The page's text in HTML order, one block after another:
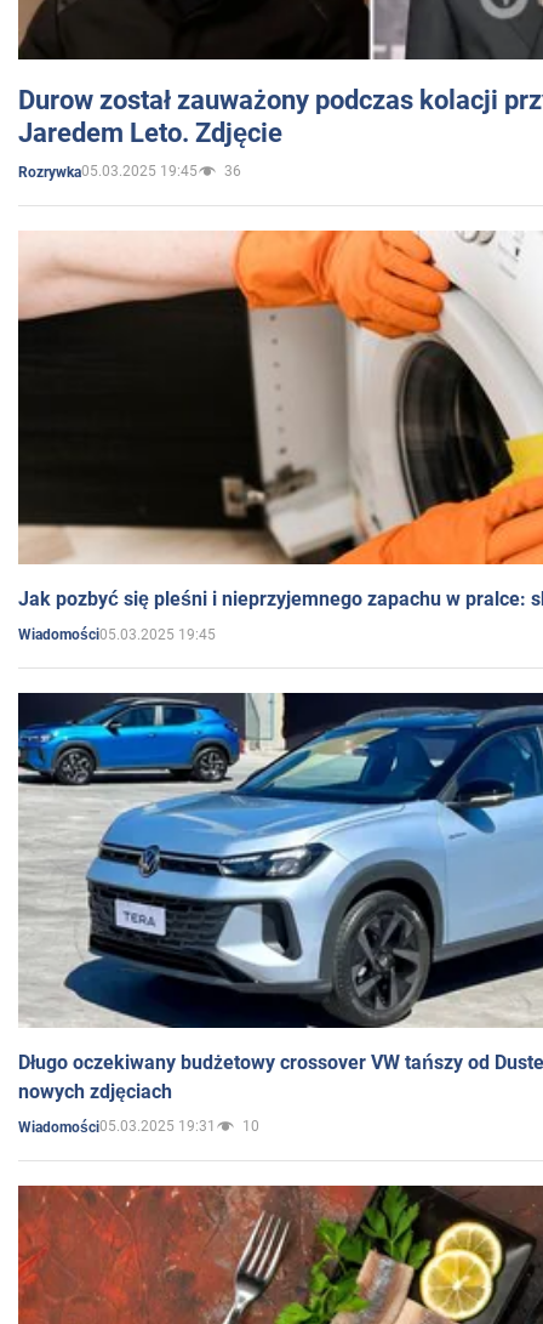
Durow został zauważony podczas kolacji
Jaredem Leto. Zdjęcie
Rozrywka05.03.2025 19:45 36
Jak pozbyć się pleśni i nieprzyjemnego zapachu w pralce:
Wiadomości05.03.2025 19:45
Długo oczekiwany budżetowy crossover VW tańszy od
nowych zdjęciach
Wiadomości05.03.2025 19:31 10